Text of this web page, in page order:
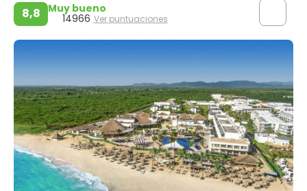
8,8 Muy bueno
14966 Ver puntuaciones